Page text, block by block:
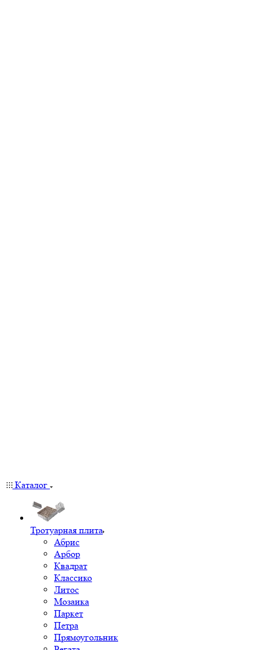
Каталог
Тротуарная плита
Абрис
Арбор
Квадрат
Классико
Литос
Мозаика
Паркет
Петра
Прямоугольник